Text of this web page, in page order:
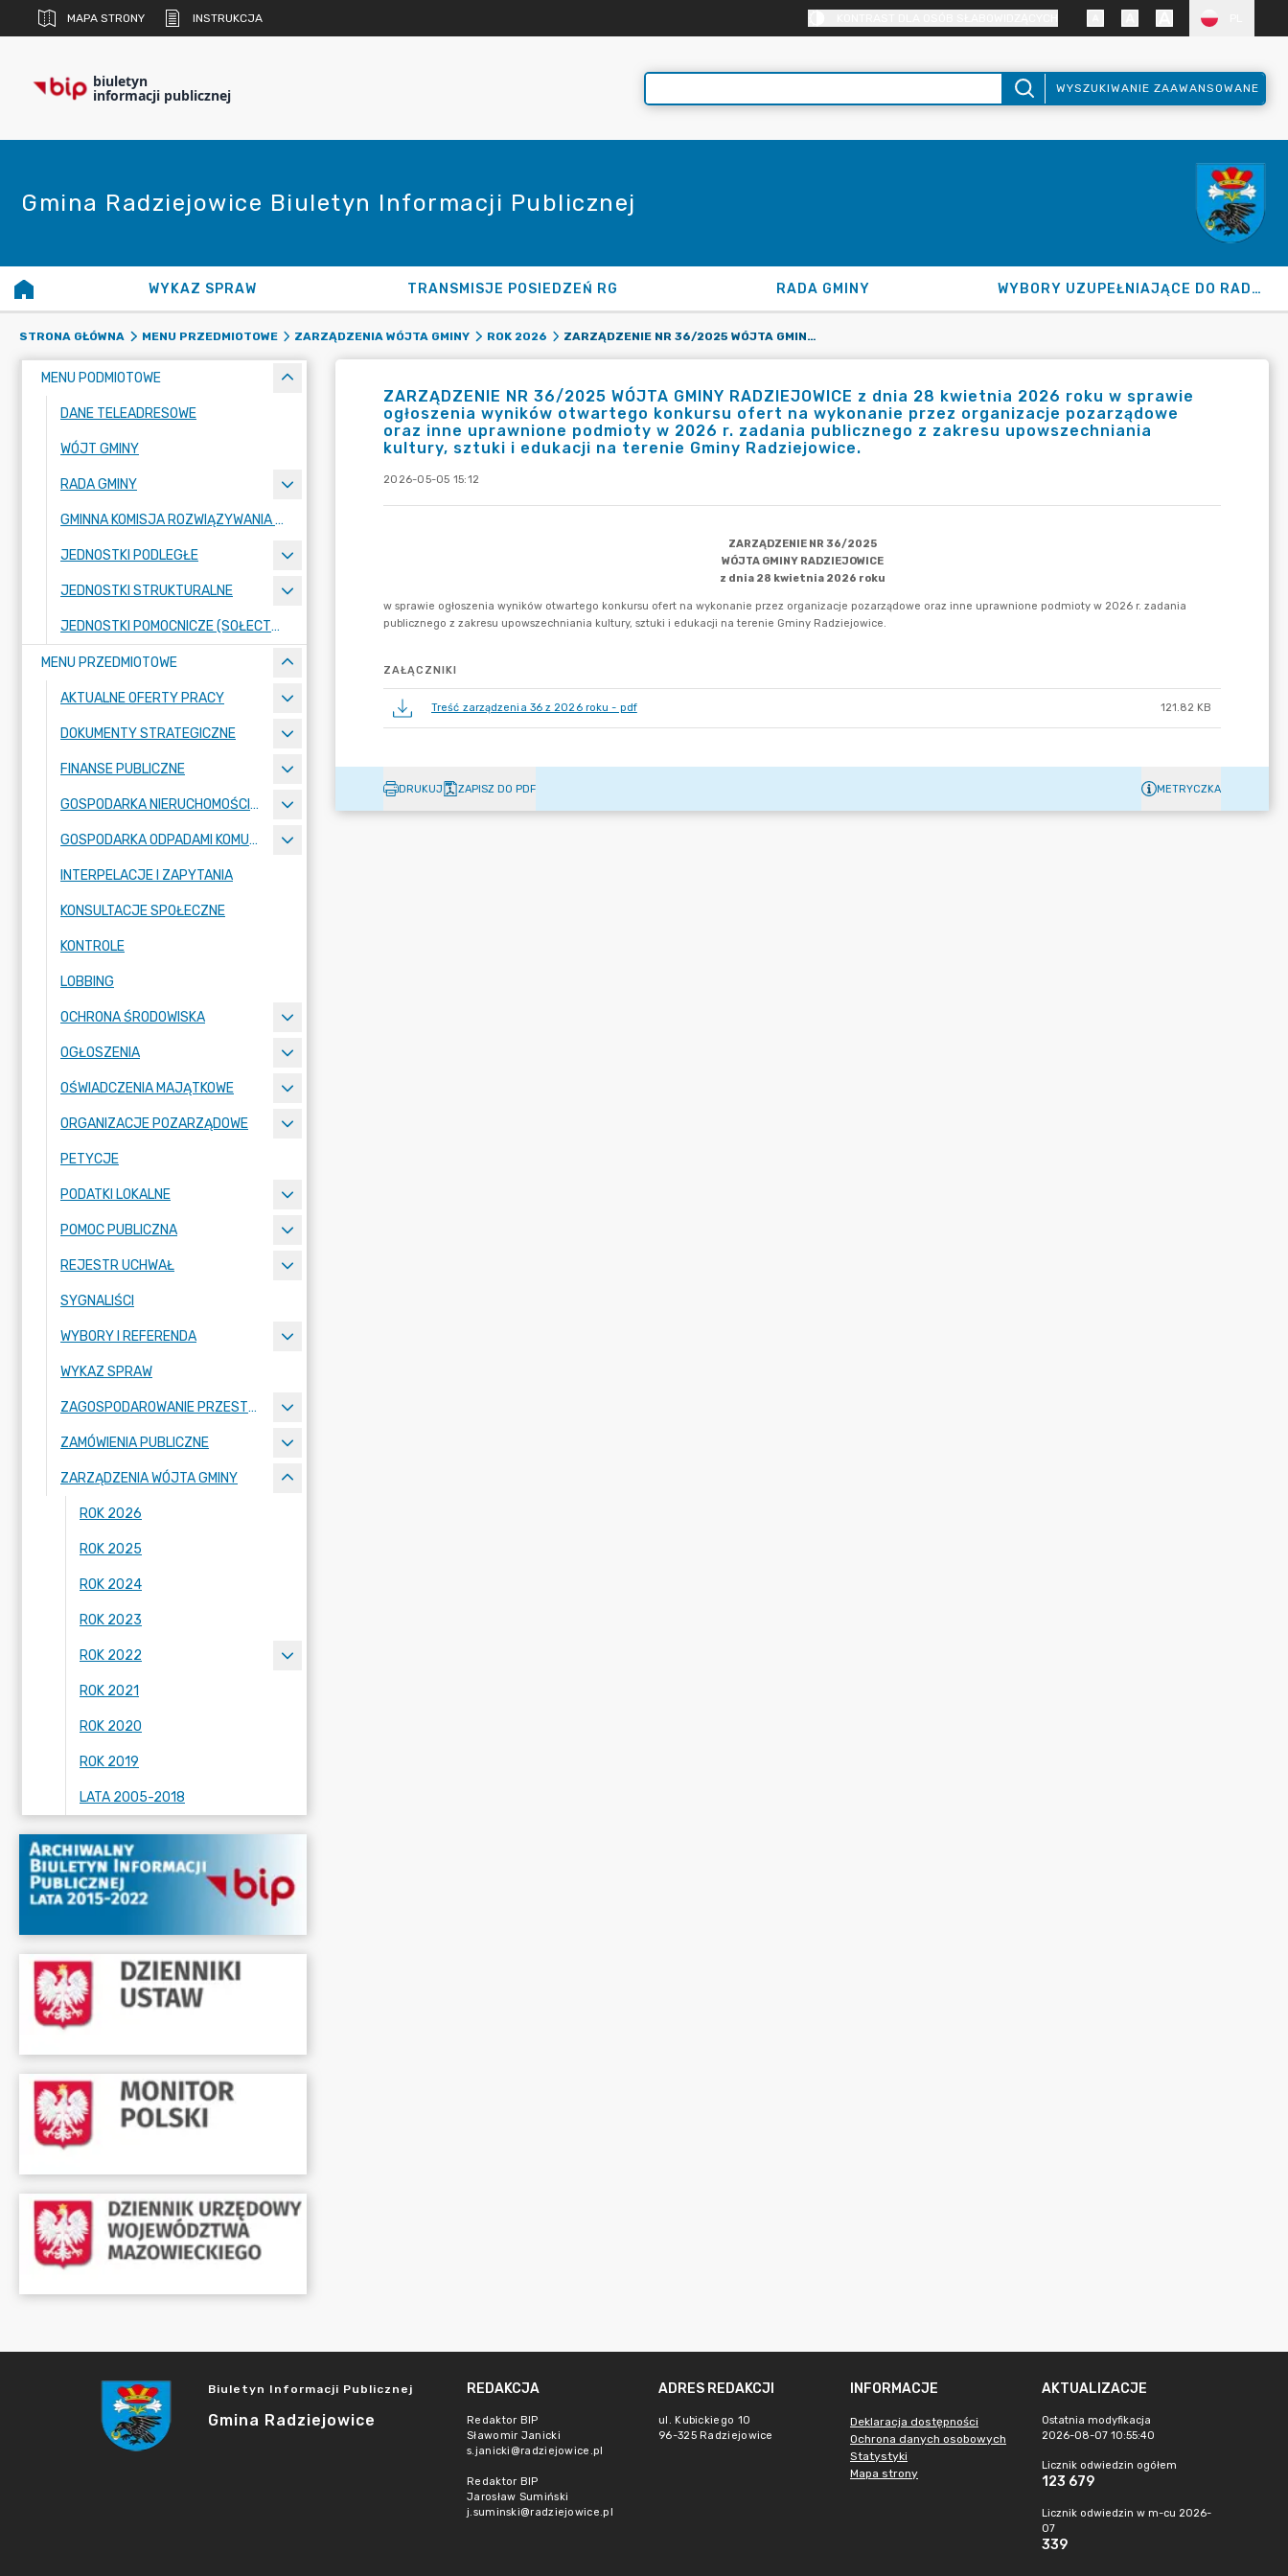
MAPA STRONY INSTRUKCJA
biuletyn
informacji publicznej WYSZUKIWANIE ZAAWANSOWANE
Gmina Radziejowice Biuletyn Informacji Publicznej
WYKAZ SPRAW TRANSMISJE POSIEDZEŃ RG RADA GMINY WYBORY UZUPEŁNIAJĄCE DO RADY GMINY 2026
STRONA GŁÓWNA MENU PRZEDMIOTOWE ZARZĄDZENIA WÓJTA GMINY ROK 2026 ZARZĄDZENIE NR 36/2025 WÓJTA GMINY RADZIEJOWICE Z DNIA 28 KWIETNIA 2026 ROKU W SPRAWIE OGŁOSZENIA WYNIKÓW OTWARTEGO KONKURSU OFERT NA WYKONANIE PRZEZ ORGANIZACJE POZARZĄDOWE ORAZ INNE UPRAWNIONE PODMIOTY W 2026 R. ZADANIA PUBLICZNEGO Z ZAKRESU UPOWSZECHNIANIA KULTURY, SZTUKI I EDUKACJI NA TERENIE GMINY RADZIEJOWICE.
MENU PODMIOTOWE
DANE TELEADRESOWE
WÓJT GMINY
RADA GMINY
GMINNA KOMISJA ROZWIĄZYWANIA PROBLEMÓW ALKOHOLOWYCH
JEDNOSTKI PODLEGŁE
JEDNOSTKI STRUKTURALNE
JEDNOSTKI POMOCNICZE (SOŁECTWA)
MENU PRZEDMIOTOWE
AKTUALNE OFERTY PRACY
DOKUMENTY STRATEGICZNE
FINANSE PUBLICZNE
GOSPODARKA NIERUCHOMOŚCIAMI
GOSPODARKA ODPADAMI KOMUNALNYMI
INTERPELACJE I ZAPYTANIA
KONSULTACJE SPOŁECZNE
KONTROLE
LOBBING
OCHRONA ŚRODOWISKA
OGŁOSZENIA
OŚWIADCZENIA MAJĄTKOWE
ORGANIZACJE POZARZĄDOWE
PETYCJE
PODATKI LOKALNE
POMOC PUBLICZNA
REJESTR UCHWAŁ
SYGNALIŚCI
WYBORY I REFERENDA
WYKAZ SPRAW
ZAGOSPODAROWANIE PRZESTRZENNE
ZAMÓWIENIA PUBLICZNE
ZARZĄDZENIA WÓJTA GMINY
ROK 2026
ROK 2025
ROK 2024
ROK 2023
ROK 2022
ROK 2021
ROK 2020
ROK 2019
LATA 2005-2018
ZARZĄDZENIE NR 36/2025 WÓJTA GMINY RADZIEJOWICE z dnia 28 kwietnia 2026 roku w sprawie
ogłoszenia wyników otwartego konkursu ofert na wykonanie przez organizacje pozarządowe
oraz inne uprawnione podmioty w 2026 r. zadania publicznego z zakresu upowszechniania
kultury, sztuki i edukacji na terenie Gminy Radziejowice.
2026-05-05 15:12
ZAŁĄCZNIKI
Treść zarządzenia 36 z 2026 roku - pdf 121.82 KB
DRUKUJ ZAPISZ DO PDF METRYCZKA
Biuletyn Informacji Publicznej
Gmina Radziejowice
REDAKCJA
Redaktor BIP
Sławomir Janicki
s.janicki@radziejowice.pl
Redaktor BIP
Jarosław Sumiński
j.suminski@radziejowice.pl
ADRES REDAKCJI
ul. Kubickiego 10
96-325 Radziejowice
INFORMACJE
Deklaracja dostępności
Ochrona danych osobowych
Statystyki
Mapa strony
AKTUALIZACJE
Ostatnia modyfikacja
2026-08-07 10:55:40
Licznik odwiedzin ogółem
123 679
Licznik odwiedzin w m-cu 2026-
07
339